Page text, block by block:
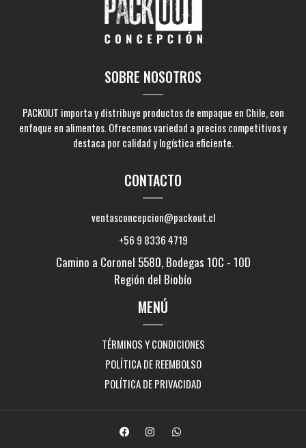
SOBRE NOSOTROS
PACKOUT importa y distribuye productos de empaque en Chile, con
enfoque en alimentos. Ofrecemos variedad a precios competitivos y
destaca por calidad y logística eficiente.
CONTACTO
ventasconcepcion@packout.cl
+56 9 8336 4719
Camino a Coronel 5580, Bodegas 10C - 10D
Región del Biobío
MENÚ
TÉRMINOS Y CONDICIONES
POLÍTICA DE REEMBOLSO
POLÍTICA DE PRIVACIDAD